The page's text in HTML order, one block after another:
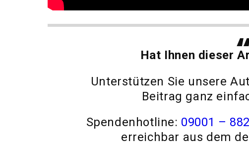
Hat Ihnen dieser
Unterstützen Sie unsere
Beitrag ganz
Spendenhotline: 09001 –
erreichbar aus dem